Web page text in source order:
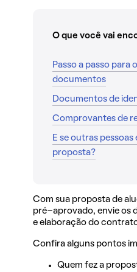
O que você vai
Passo a passo para
documentos
Documentos de
Comprovantes de
E se outras pessoas
proposta?
Com sua proposta de
pré-aprovado, envie os
e elaboração do
Confira alguns pontos
Quem fez a